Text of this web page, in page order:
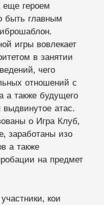
героем
быть главным
игры вовлекает
в занятии
чего
отношений с
а также будущего
атас.
о Игра Клуб,
заработаны изо
а также
на предмет
кои